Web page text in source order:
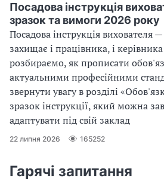
Посадова інструкція
зразок та вимоги 2026 року
Посадова інструкція вихователя
захищає і працівника, і керівника
розбираємо, як прописати
актуальними професійними
звернути увагу в розділі
зразок інструкції, який можна
адаптувати під свій заклад
22 липня 2026 165252
Гарячі запитання